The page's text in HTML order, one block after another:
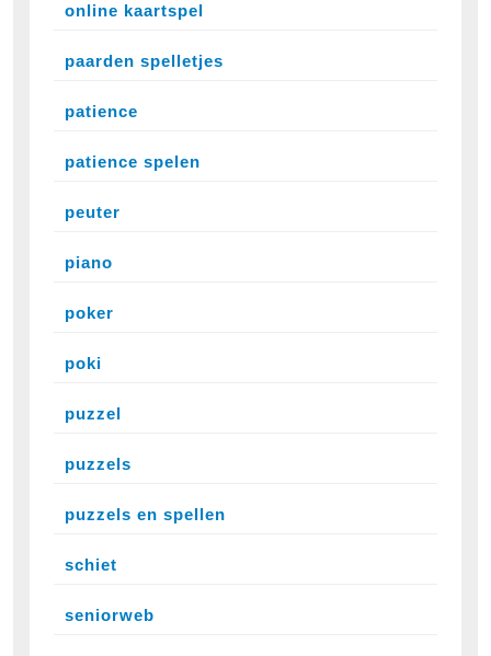
online kaartspel
paarden spelletjes
patience
patience spelen
peuter
piano
poker
poki
puzzel
puzzels
puzzels en spellen
schiet
seniorweb